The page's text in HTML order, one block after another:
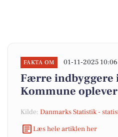
FAKTA OM 01-11-2025 10:06
Færre indbyggere
Kommune
Kilde: Danmarks Statistik -
Læs hele artiklen her